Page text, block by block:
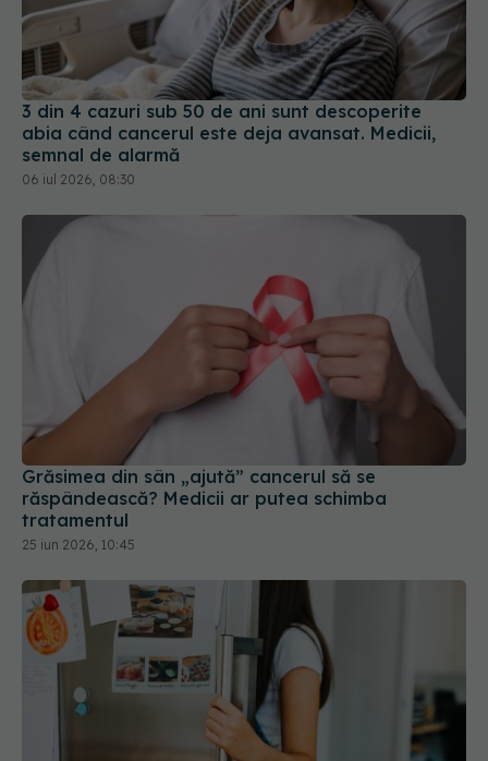
3 din 4 cazuri sub 50 de ani sunt descoperite
abia când cancerul este deja avansat. Medicii,
semnal de alarmă
06 iul 2026, 08:30
Grăsimea din sân „ajută” cancerul să se
răspândească? Medicii ar putea schimba
tratamentul
25 iun 2026, 10:45